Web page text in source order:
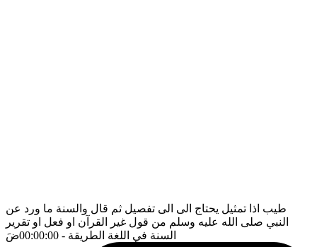
طيب اذا تمثيل يحتاج الى الى تفصيل ثم قال والسنة ما ورد عن
النبي صلى الله عليه وسلم من قول غير القرآن او فعل او تقرير
السنة في اللغة الطريقة - 00:00:00 ضَ